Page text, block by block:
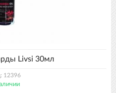
Livsi 30мл
12396